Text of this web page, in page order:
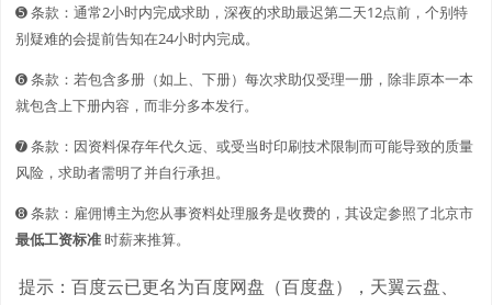
➎ 条款：通常2小时内完成求助，深夜的求助最迟第二天12点前，个别特
别疑难的会提前告知在24小时内完成。
➏ 条款：若包含多册（如上、下册）每次求助仅受理一册，除非原本一本
就包含上下册内容，而非分多本发行。
➐ 条款：因资料保存年代久远、或受当时印刷技术限制而可能导致的质量
风险，求助者需明了并自行承担。
➑ 条款：雇佣博主为您从事资料处理服务是收费的，其设定参照了北京市
最低工资标准时薪来推算。
提示：百度云已更名为百度网盘（百度盘），天翼云盘、